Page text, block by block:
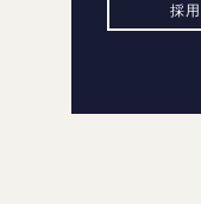
採